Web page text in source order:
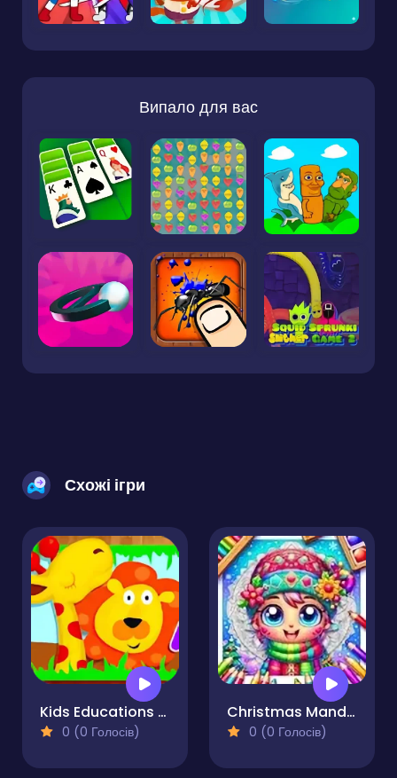
Випало для вас
Схожі ігри
Kids Educations ABC
0 (0 Голосів)
Christmas Mandala Coloring Book
0 (0 Голосів)